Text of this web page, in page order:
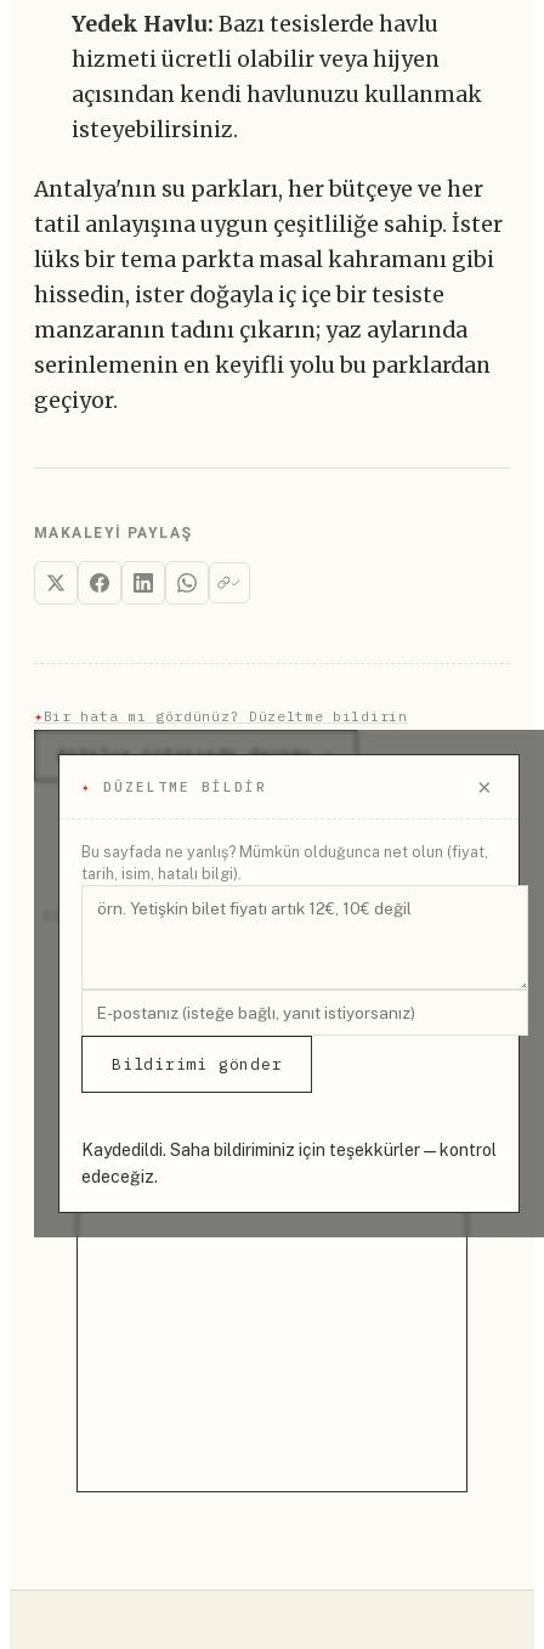
Yedek Havlu: Bazı tesislerde havlu
hizmeti ücretli olabilir veya hijyen
açısından kendi havlunuzu kullanmak
isteyebilirsiniz.
Antalya'nın su parkları, her bütçeye ve her
tatil anlayışına uygun çeşitliliğe sahip. İster
lüks bir tema parkta masal kahramanı gibi
hissedin, ister doğayla iç içe bir tesiste
manzaranın tadını çıkarın; yaz aylarında
serinlemenin en keyifli yolu bu parklardan
geçiyor.
MAKALEYI PAYLAŞ
✦Bir hata mı gördünüz? Düzeltme bildirin
✦ DÜZELTME BILDIR ×
Bu sayfada ne yanlış? Mümkün olduğunca net olun (fiyat,
tarih, isim, hatalı bilgi).
Bildirimi gönder
Kaydedildi. Saha bildiriminiz için teşekkürler — kontrol
edeceğiz.
Antalya rotasında devamı →
REKLAM